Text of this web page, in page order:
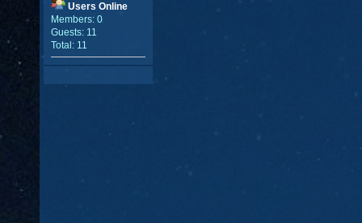
Users Online
Members: 0
Guests: 11
Total: 11